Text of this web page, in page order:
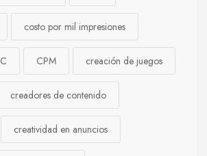
costo por mil impresiones
CPM creación de juegos
creadores de contenido
creatividad en anuncios